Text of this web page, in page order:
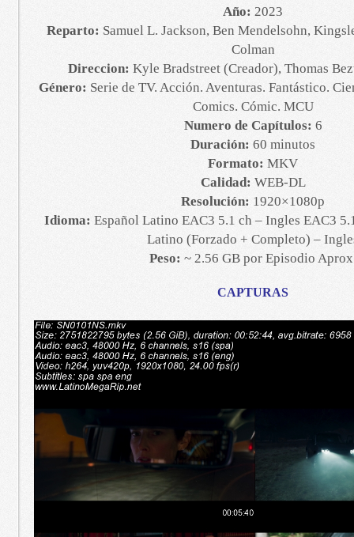
Año: 2023
Reparto: Samuel L. Jackson, Ben Mendelsohn,
Colman
Direccion: Kyle Bradstreet (Creador), Thomas
Género: Serie de TV. Acción. Aventuras. Fantástico.
Comics. Cómic. MCU
Numero de Capítulos: 6
Duración: 60 minutos
Formato: MKV
Calidad: WEB-DL
Resolución: 1920×1080p
Idioma: Español Latino EAC3 5.1 ch – Ingles EAC3
Latino (Forzado + Completo) –
Peso: ~ 2.56 GB por Episodio
CAPTURAS